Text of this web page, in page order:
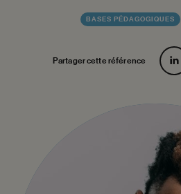
BASES PÉDAGOGIQUES
Partager cette référence